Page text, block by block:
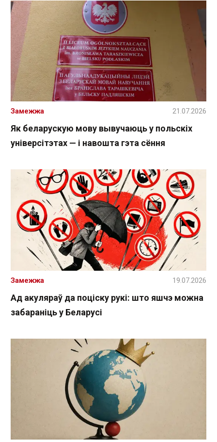
Як беларускую мову вывучаюць у польскіх
універсітэтах — і навошта гэта сёння
Замежжа 21.07.2026
Ад акуляраў да поціску рукі: што яшчэ можна
забараніць у Беларусі
Замежжа 19.07.2026